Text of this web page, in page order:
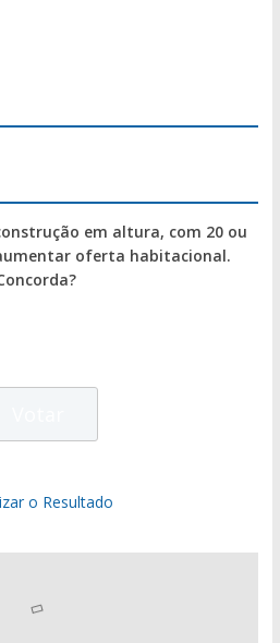
em altura, com 20 ou
oferta habitacional.
o Resultado